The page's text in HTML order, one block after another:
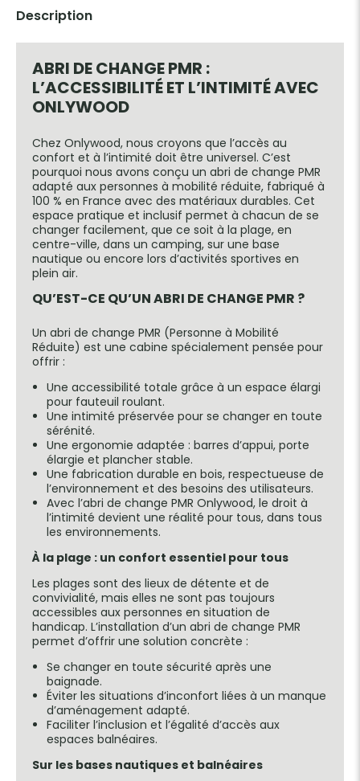
Description
ABRI DE CHANGE PMR :
L’ACCESSIBILITÉ ET L’INTIMITÉ AVEC
ONLYWOOD
Chez Onlywood, nous croyons que l’accès au
confort et à l’intimité doit être universel. C’est
pourquoi nous avons conçu un abri de change PMR
adapté aux personnes à mobilité réduite, fabriqué à
100 % en France avec des matériaux durables. Cet
espace pratique et inclusif permet à chacun de se
changer facilement, que ce soit à la plage, en
centre-ville, dans un camping, sur une base
nautique ou encore lors d’activités sportives en
plein air.
QU’EST-CE QU’UN ABRI DE CHANGE PMR ?
Un abri de change PMR (Personne à Mobilité
Réduite) est une cabine spécialement pensée pour
offrir :
Une accessibilité totale grâce à un espace élargi
pour fauteuil roulant.
Une intimité préservée pour se changer en toute
sérénité.
Une ergonomie adaptée : barres d’appui, porte
élargie et plancher stable.
Une fabrication durable en bois, respectueuse de
l’environnement et des besoins des utilisateurs.
Avec l’abri de change PMR Onlywood, le droit à
l’intimité devient une réalité pour tous, dans tous
les environnements.
À la plage : un confort essentiel pour tous
Les plages sont des lieux de détente et de
convivialité, mais elles ne sont pas toujours
accessibles aux personnes en situation de
handicap. L’installation d’un abri de change PMR
permet d’offrir une solution concrète :
Se changer en toute sécurité après une
baignade.
Éviter les situations d’inconfort liées à un manque
d’aménagement adapté.
Faciliter l’inclusion et l’égalité d’accès aux
espaces balnéaires.
Sur les bases nautiques et balnéaires